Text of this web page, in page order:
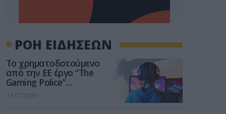
ΡΟΗ ΕΙΔΗΣΕΩΝ
Το χρηματοδοτούμενο
από την ΕΕ έργο “The
Gaming Police”
ενισχύει την ασφάλεια
των παιδιών στο
31.07.2026